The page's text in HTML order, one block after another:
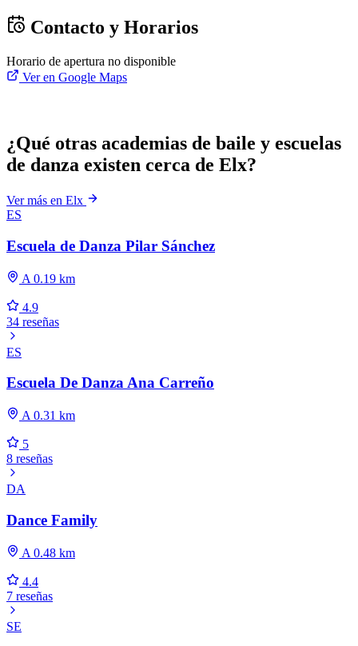
Contacto y Horarios
Horario de apertura no disponible
Ver en Google Maps
¿Qué otras academias de baile y escuelas
de danza existen cerca de Elx?
Ver más en Elx
ES
Escuela de Danza Pilar Sánchez
A 0.19 km
4.9
34 reseñas
ES
Escuela De Danza Ana Carreño
A 0.31 km
5
8 reseñas
DA
Dance Family
A 0.48 km
4.4
7 reseñas
SE